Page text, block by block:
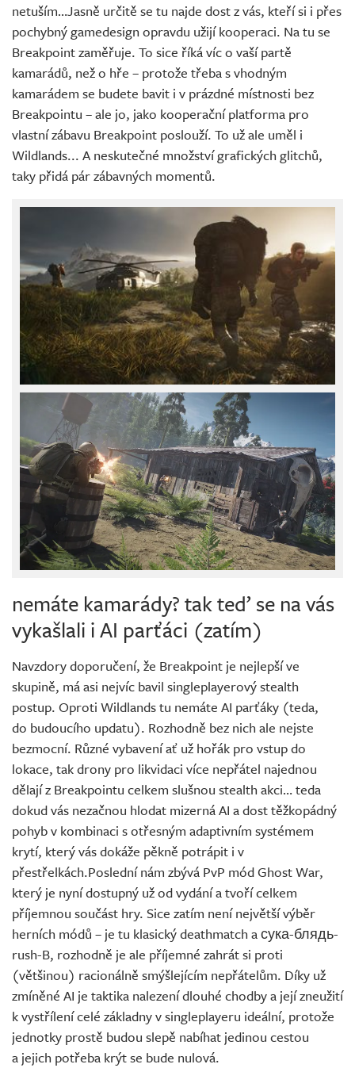
netuším…Jasně určitě se tu najde dost z vás, kteří si i přes
pochybný gamedesign opravdu užijí kooperaci. Na tu se
Breakpoint zaměřuje. To sice říká víc o vaší partě
kamarádů, než o hře – protože třeba s vhodným
kamarádem se budete bavit i v prázdné místnosti bez
Breakpointu – ale jo, jako kooperační platforma pro
vlastní zábavu Breakpoint poslouží. To už ale uměl i
Wildlands... A neskutečné množství grafických glitchů,
taky přidá pár zábavných momentů.
nemáte kamarády? tak teď se na vás
vykašlali i AI parťáci (zatím)
Navzdory doporučení, že Breakpoint je nejlepší ve
skupině, má asi nejvíc bavil singleplayerový stealth
postup. Oproti Wildlands tu nemáte AI parťáky (teda,
do budoucího updatu). Rozhodně bez nich ale nejste
bezmocní. Různé vybavení ať už hořák pro vstup do
lokace, tak drony pro likvidaci více nepřátel najednou
dělají z Breakpointu celkem slušnou stealth akci… teda
dokud vás nezačnou hlodat mizerná AI a dost těžkopádný
pohyb v kombinaci s otřesným adaptivním systémem
krytí, který vás dokáže pěkně potrápit i v
přestřelkách.Poslední nám zbývá PvP mód Ghost War,
který je nyní dostupný už od vydání a tvoří celkem
příjemnou součást hry. Sice zatím není největší výběr
herních módů – je tu klasický deathmatch a сука-блядь-
rush-B, rozhodně je ale příjemné zahrát si proti
(většinou) racionálně smýšlejícím nepřátelům. Díky už
zmíněné AI je taktika nalezení dlouhé chodby a její zneužití
k vystřílení celé základny v singleplayeru ideální, protože
jednotky prostě budou slepě nabíhat jedinou cestou
a jejich potřeba krýt se bude nulová.